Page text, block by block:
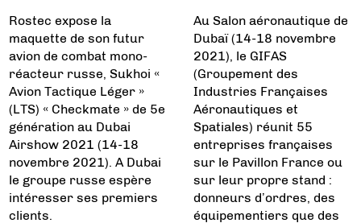
Rostec expose la
maquette de son futur
avion de combat mono-
réacteur russe, Sukhoi «
Avion Tactique Léger »
(LTS) « Checkmate » de 5e
génération au Dubai
Airshow 2021 (14-18
novembre 2021). A Dubai
le groupe russe espère
intéresser ses premiers
clients.
Au Salon aéronautique de
Dubaï (14-18 novembre
2021), le GIFAS
(Groupement des
Industries Françaises
Aéronautiques et
Spatiales) réunit 55
entreprises françaises
sur le Pavillon France ou
sur leur propre stand :
donneurs d’ordres, des
équipementiers que des